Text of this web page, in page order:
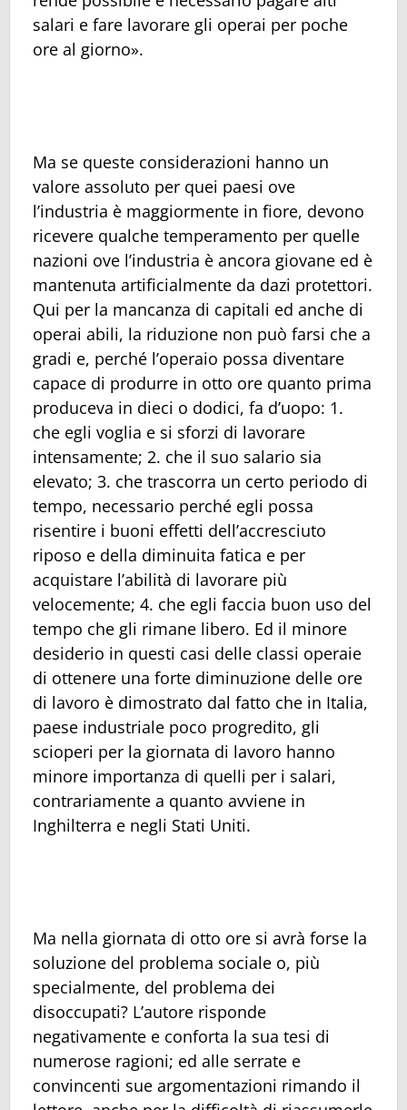
salari e fare lavorare gli operai per poche
ore al giorno».
Ma se queste considerazioni hanno un
valore assoluto per quei paesi ove
l’industria è maggiormente in fiore, devono
ricevere qualche temperamento per quelle
nazioni ove l’industria è ancora giovane ed è
mantenuta artificialmente da dazi protettori.
Qui per la mancanza di capitali ed anche di
operai abili, la riduzione non può farsi che a
gradi e, perché l’operaio possa diventare
capace di produrre in otto ore quanto prima
produceva in dieci o dodici, fa d’uopo: 1.
che egli voglia e si sforzi di lavorare
intensamente; 2. che il suo salario sia
elevato; 3. che trascorra un certo periodo di
tempo, necessario perché egli possa
risentire i buoni effetti dell’accresciuto
riposo e della diminuita fatica e per
acquistare l’abilità di lavorare più
velocemente; 4. che egli faccia buon uso del
tempo che gli rimane libero. Ed il minore
desiderio in questi casi delle classi operaie
di ottenere una forte diminuzione delle ore
di lavoro è dimostrato dal fatto che in Italia,
paese industriale poco progredito, gli
scioperi per la giornata di lavoro hanno
minore importanza di quelli per i salari,
contrariamente a quanto avviene in
Inghilterra e negli Stati Uniti.
Ma nella giornata di otto ore si avrà forse la
soluzione del problema sociale o, più
specialmente, del problema dei
disoccupati? L’autore risponde
negativamente e conforta la sua tesi di
numerose ragioni; ed alle serrate e
convincenti sue argomentazioni rimando il